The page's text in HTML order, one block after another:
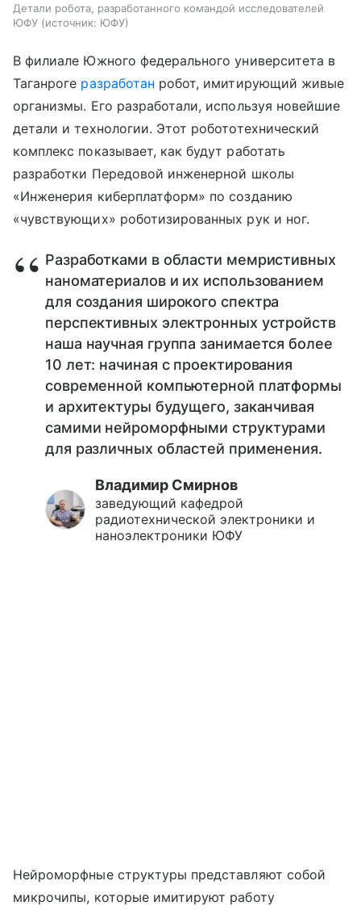
Детали робота, разработанного командой исследователей
ЮФУ
источник: ЮФУ
В филиале Южного федерального университета в
Таганроге разработан робот, имитирующий живые
организмы. Его разработали, используя новейшие
детали и технологии. Этот робототехнический
комплекс показывает, как будут работать
разработки Передовой инженерной школы
«Инженерия киберплатформ» по созданию
«чувствующих» роботизированных рук и ног.
Разработками в области мемристивных
наноматериалов и их использованием
для создания широкого спектра
перспективных электронных устройств
наша научная группа занимается более
10 лет: начиная с проектирования
современной компьютерной платформы
и архитектуры будущего, заканчивая
самими нейроморфными структурами
для различных областей применения.
Владимир Смирнов
заведующий кафедрой
радиотехнической электроники и
наноэлектроники ЮФУ
Нейроморфные структуры представляют собой
микрочипы, которые имитируют работу